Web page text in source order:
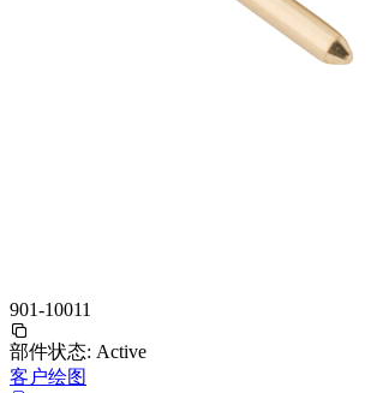
901-10011
部件状态: Active
客户绘图